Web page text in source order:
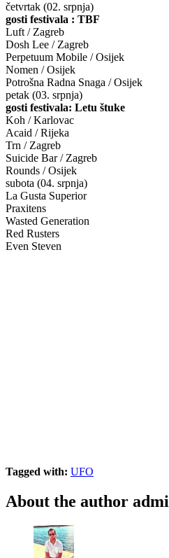
četvrtak (02. srpnja)
gosti festivala : TBF
Luft / Zagreb
Dosh Lee / Zagreb
Perpetuum Mobile / Osijek
Nomen / Osijek
Potrošna Radna Snaga / Osijek
petak (03. srpnja)
gosti festivala: Letu štuke
Koh / Karlovac
Acaid / Rijeka
Trn / Zagreb
Suicide Bar / Zagreb
Rounds / Osijek
subota (04. srpnja)
La Gusta Superior
Praxitens
Wasted Generation
Red Rusters
Even Steven
Tagged with: UFO
About the author